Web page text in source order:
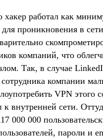
хакер работал как
проникновения в
компаний, что
Так, в случае
сотрудника компании
VPN этого
к внутренней сети.
000 000
пароли и